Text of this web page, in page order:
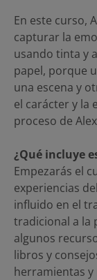
En este curso,
capturar la
usando tinta y
papel, porque
una escena y
el carácter y la
proceso de
¿Qué incluye
Empezarás el
experiencias
influido en el
tradicional a la
algunos
libros y
herramientas y